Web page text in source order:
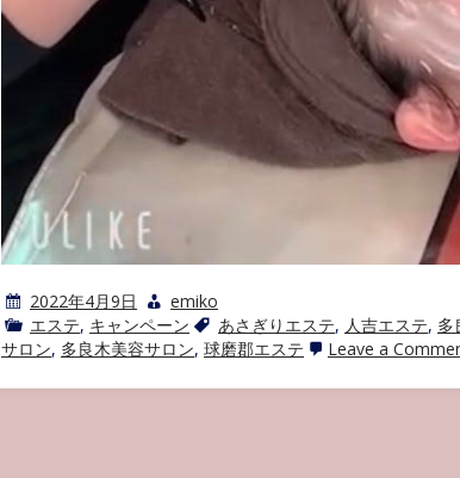
2022年4月9日
emiko
エステ, キャンペーン あさぎりエステ, 人吉エステ, 多
サロン, 多良木美容サロン, 球磨郡エステ Leave a